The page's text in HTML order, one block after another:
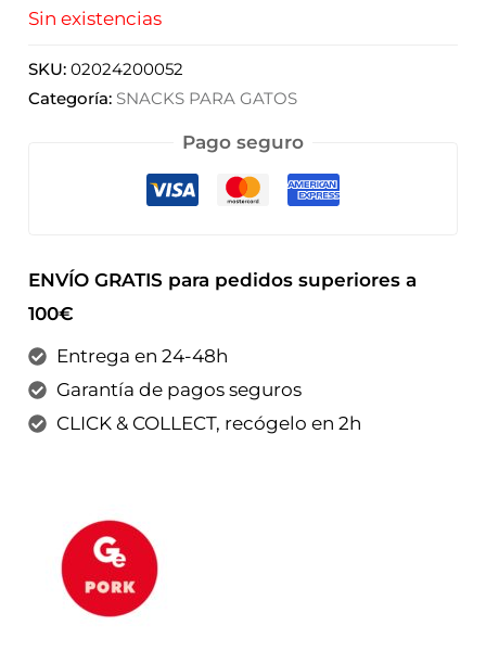
Sin existencias
SKU:02024200052
Categoría: SNACKS PARA GATOS
Pago seguro
ENVÍO GRATIS para pedidos superiores a
100€
Entrega en 24-48h
Garantía de pagos seguros
CLICK & COLLECT, recógelo en 2h